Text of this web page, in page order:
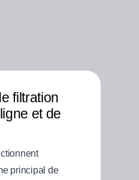
filtration
et de
principal de